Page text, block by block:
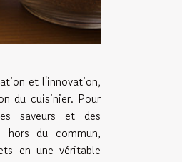
et l'innovation,
du cuisinier. Pour
saveurs et des
hors du commun,
en une véritable